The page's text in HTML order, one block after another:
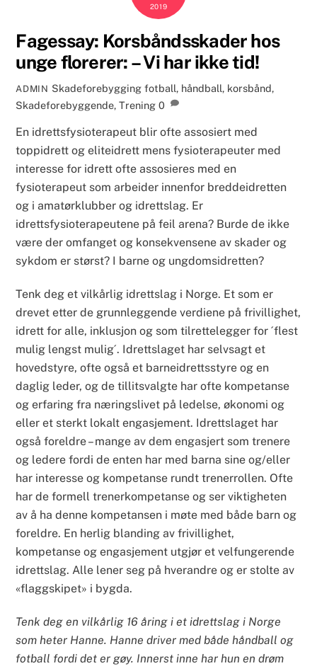
2019
Fagessay: Korsbåndsskader hos
unge florerer: – Vi har ikke tid!
ADMIN Skadeforebygging fotball, håndball, korsbånd,
Skadeforebyggende,Trening 0
En idrettsfysioterapeut blir ofte assosiert med
toppidrett og eliteidrett mens fysioterapeuter med
interesse for idrett ofte assosieres med en
fysioterapeut som arbeider innenfor breddeidretten
og i amatørklubber og idrettslag. Er
idrettsfysioterapeutene på feil arena? Burde de ikke
være der omfanget og konsekvensene av skader og
sykdom er størst? I barne og ungdomsidretten?
Tenk deg et vilkårlig idrettslag i Norge. Et som er
drevet etter de grunnleggende verdiene på frivillighet,
idrett for alle, inklusjon og som tilrettelegger for ´flest
mulig lengst mulig´. Idrettslaget har selvsagt et
hovedstyre, ofte også et barneidrettsstyre og en
daglig leder, og de tillitsvalgte har ofte kompetanse
og erfaring fra næringslivet på ledelse, økonomi og
eller et sterkt lokalt engasjement. Idrettslaget har
også foreldre – mange av dem engasjert som trenere
og ledere fordi de enten har med barna sine og/eller
har interesse og kompetanse rundt trenerrollen. Ofte
har de formell trenerkompetanse og ser viktigheten
av å ha denne kompetansen i møte med både barn og
foreldre. En herlig blanding av frivillighet,
kompetanse og engasjement utgjør et velfungerende
idrettslag. Alle lener seg på hverandre og er stolte av
«flaggskipet» i bygda.
Tenk deg en vilkårlig 16 åring i et idrettslag i Norge
som heter Hanne. Hanne driver med både håndball og
fotball fordi det er gøy. Innerst inne har hun en drøm